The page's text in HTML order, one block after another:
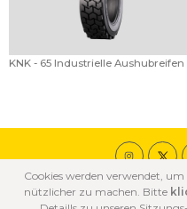
KNK - 65 Industrielle Aushubreifen
© 2020 ÖZKA
COOKIE
Cookies werden verwendet,
nützlicher zu machen. Bitte